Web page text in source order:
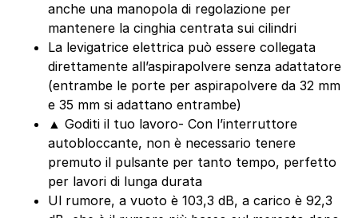
anche una manopola di regolazione per
mantenere la cinghia centrata sui cilindri
La levigatrice elettrica può essere collegata
direttamente all’aspirapolvere senza adattatore
(entrambe le porte per aspirapolvere da 32 mm
e 35 mm si adattano entrambe)
▲ Goditi il tuo lavoro- Con l’interruttore
autobloccante, non è necessario tenere
premuto il pulsante per tanto tempo, perfetto
per lavori di lunga durata
Ul rumore, a vuoto è 103,3 dB, a carico è 92,3